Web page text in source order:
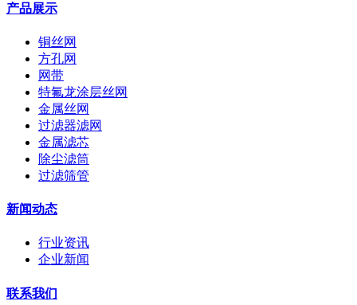
产品展示
铜丝网
方孔网
网带
特氟龙涂层丝网
金属丝网
过滤器滤网
金属滤芯
除尘滤筒
过滤筛管
新闻动态
行业资讯
企业新闻
联系我们